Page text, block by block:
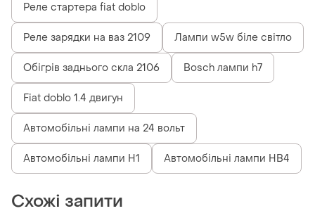
Реле стартера fiat doblo
Реле зарядки на ваз 2109 Лампи w5w біле світло
Обігрів заднього скла 2106 Bosch лампи h7
Fiat doblo 1.4 двигун
Автомобільні лампи на 24 вольт
Автомобільні лампи H1 Автомобільні лампи HB4
Схожі запити